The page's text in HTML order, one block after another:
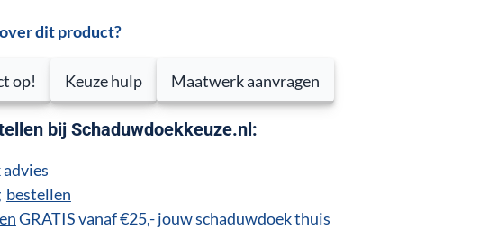
dit product?
op! Keuze hulp Maatwerk aanvragen
bij Schaduwdoekkeuze.nl:
bestellen
GRATIS vanaf €25,- jouw schaduwdoek thuis